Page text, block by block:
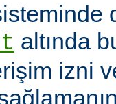
altında
izni